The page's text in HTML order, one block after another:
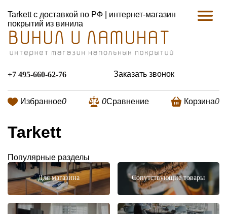
Tarkett с доставкой по РФ | интернет-магазин
покрытий из винила
+7 495-660-62-76 Заказать звонок
Избранное0 0Сравнение Корзина0
Tarkett
Популярные разделы
Для магазина Сопутствующие товары